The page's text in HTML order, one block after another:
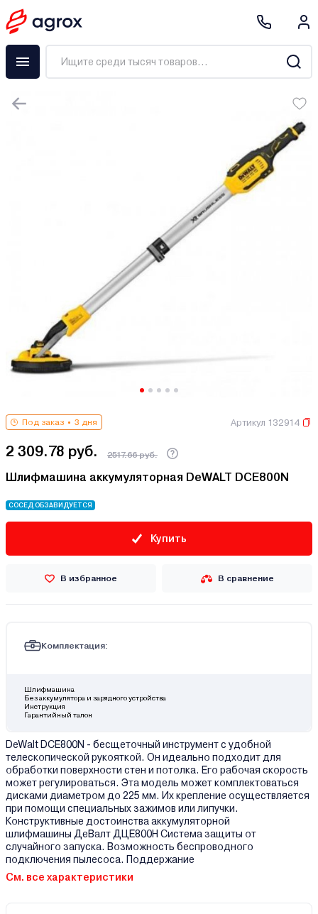
Под заказ 3 дня Артикул 132914
2 309.78 руб. 2517.66 руб.
Шлифмашина аккумуляторная DeWALT DCE800N
СОСЕД ОБЗАВИДУЕТСЯ
Купить
В избранное В сравнение
Комплектация:
Шлифмашина
Без аккумулятора и зарядного устройства
Инструкция
Гарантийный талон
DeWalt DCE800N - бесщеточный инструмент с удобной
телескопической рукояткой. Он идеально подходит для
обработки поверхности стен и потолка. Его рабочая скорость
может регулироваться. Эта модель может комплектоваться
дисками диаметром до 225 мм. Их крепление осуществляется
при помощи специальных зажимов или липучки.
Конструктивные достоинства аккумуляторной
шлифмашины ДеВалт ДЦE800Н Система защиты от
случайного запуска. Возможность беспроводного
подключения пылесоса. Поддержание
См. все характеристики